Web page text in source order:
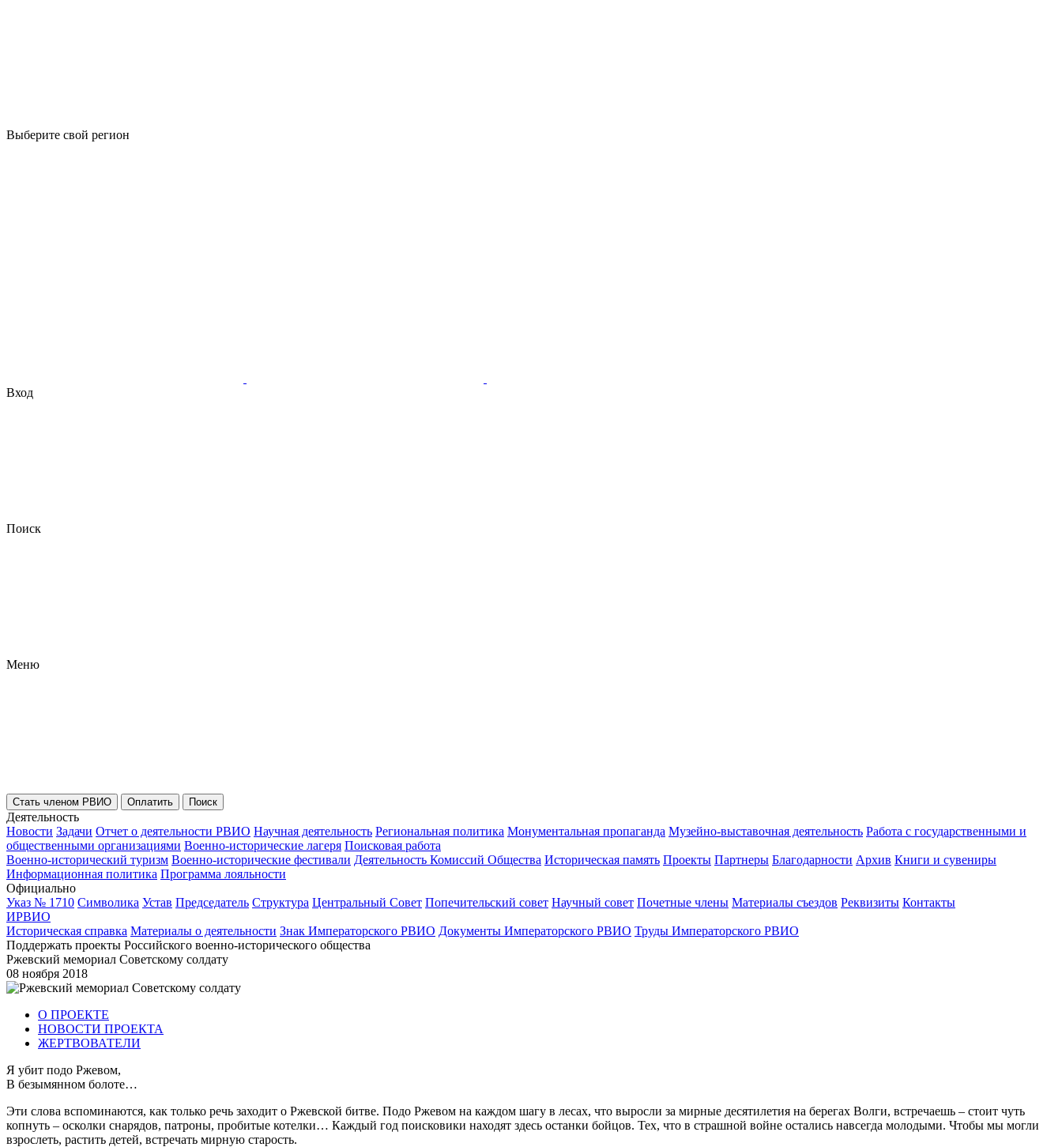
Выберите свой регион
Вход
Поиск
Меню
Стать членом РВИО Оплатить Поиск
Деятельность
Новости Задачи Отчет о деятельности РВИО Научная деятельность Региональная политика Монументальная пропаганда Музейно-выставочная деятельность Работа с государственными и
общественными организациями Военно-исторические лагеря Поисковая работа
Военно-исторический туризм Военно-исторические фестивали Деятельность Комиссий Общества Историческая память Проекты Партнеры Благодарности Архив Книги и сувениры
Информационная политика Программа лояльности
Официально
Указ № 1710 Символика Устав Председатель Структура Центральный Совет Попечительский совет Научный совет Почетные члены Материалы съездов Реквизиты Контакты
ИРВИО
Историческая справка Материалы о деятельности Знак Императорского РВИО Документы Императорского РВИО Труды Императорского РВИО
Поддержать проекты Российского военно-исторического общества
Ржевский мемориал Советскому солдату
08 ноября 2018
О ПРОЕКТЕ
НОВОСТИ ПРОЕКТА
ЖЕРТВОВАТЕЛИ
Я убит подо Ржевом,
В безымянном болоте…
Эти слова вспоминаются, как только речь заходит о Ржевской битве. Подо Ржевом на каждом шагу в лесах, что выросли за мирные десятилетия на берегах Волги, встречаешь – стоит чуть
копнуть – осколки снарядов, патроны, пробитые котелки… Каждый год поисковики находят здесь останки бойцов. Тех, что в страшной войне остались навсегда молодыми. Чтобы мы могли
взрослеть, растить детей, встречать мирную старость.